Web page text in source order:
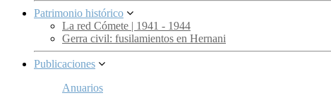
Patrimonio histórico
La red Cómete | 1941 - 1944
Gerra civil: fusilamientos en Hernani
Publicaciones
Anuarios